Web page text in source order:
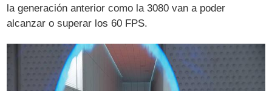
la generación anterior como la 3080 van a poder
alcanzar o superar los 60 FPS.